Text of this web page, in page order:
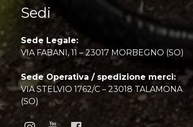
Sedi
Sede Legale:
VIA FABANI, 11 – 23017 MORBEGNO (SO)
Sede Operativa / spedizione merci:
VIA STELVIO 1762/C – 23018 TALAMONA
(SO)